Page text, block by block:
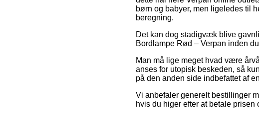
børn og babyer, men ligeledes til
beregning.
Det kan dog stadigvæk blive
Bordlampe Rød – Verpan inden
Man må lige meget hvad være
anses for utopisk beskeden, så
på den anden side indbefattet af
Vi anbefaler generelt bestillinger
hvis du higer efter at betale